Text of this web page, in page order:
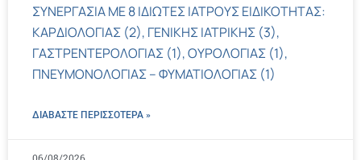
ΣΥΝΕΡΓΑΣΙΑ ΜΕ 8 ΙΔΙΩΤΕΣ ΙΑΤΡΟΥΣ ΕΙΔΙΚΟΤΗΤΑΣ:
ΚΑΡΔΙΟΛΟΓΙΑΣ (2), ΓΕΝΙΚΗΣ ΙΑΤΡΙΚΗΣ (3),
ΓΑΣΤΡΕΝΤΕΡΟΛΟΓΙΑΣ (1), ΟΥΡΟΛΟΓΙΑΣ (1),
ΠΝΕΥΜΟΝΟΛΟΓΙΑΣ – ΦΥΜΑΤΙΟΛΟΓΙΑΣ (1)
ΔΙΑΒΑΣΤΕ ΠΕΡΙΣΣΌΤΕΡΑ »